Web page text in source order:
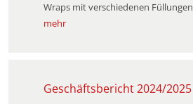
Wraps mit verschiedenen Füllungen
mehr
Geschäftsbericht 2024/2025